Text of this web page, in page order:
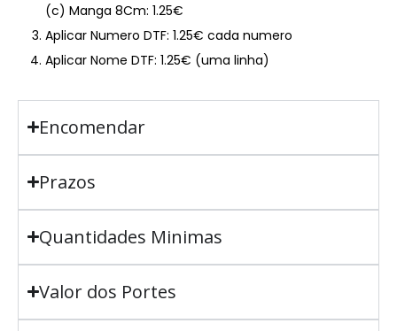
(c) Manga 8Cm: 1.25€
Aplicar Numero DTF: 1.25€ cada numero
Aplicar Nome DTF: 1.25€ (uma linha)
Encomendar
Prazos
Quantidades Minimas
Valor dos Portes